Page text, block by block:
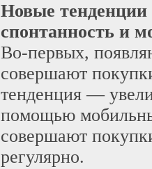
Новые
спонтанность и
Во-первых,
совершают
тенденция —
помощью
совершают
регулярно.